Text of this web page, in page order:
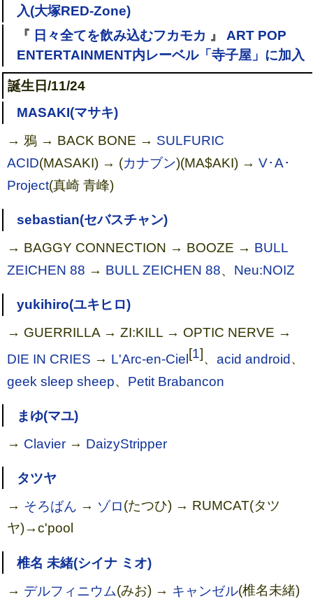
入(大塚RED-Zone)
『 日々全てを飲み込むフカモカ 』 ART POP
ENTERTAINMENT内レーベル「寺子屋」に加入
誕生日/11/24
MASAKI(マサキ)
→ 鴉 → BACK BONE → SULFURIC
ACID(MASAKI) → (カナブン)(MA$AKI) →V･A･
Project(真崎 青峰)
sebastian(セバスチャン)
→ BAGGY CONNECTION → BOOZE → BULL
ZEICHEN 88 → BULL ZEICHEN 88、 Neu:NOIZ
yukihiro(ユキヒロ)
→ GUERRILLA → ZI:KILL → OPTIC NERVE →
DIE IN CRIES → L'Arc-en-Ciel[1]、acid android、
geek sleep sheep、 Petit Brabancon
まゆ(マユ)
→ Clavier → DaizyStripper
タツヤ
→ そろばん → ゾロ(たつひ) → RUMCAT(タツ
ヤ)→c'pool
椎名 未緒(シイナ ミオ)
→ デルフィニウム(みお) → キャンゼル(椎名未緒)